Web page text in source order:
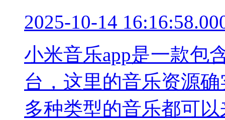
2025-10-14
小米音乐app是一款包
台，这里的音乐资源
多种类型的音乐都可